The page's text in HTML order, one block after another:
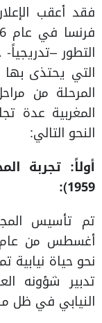
فقد أعقب
التطور
التي يحتذى
المرحلة من
المغربية عدة
النحو التالي:
1959):
تم تأسيس
نحو حياة
تدبير شؤونه
النيابي في ظل